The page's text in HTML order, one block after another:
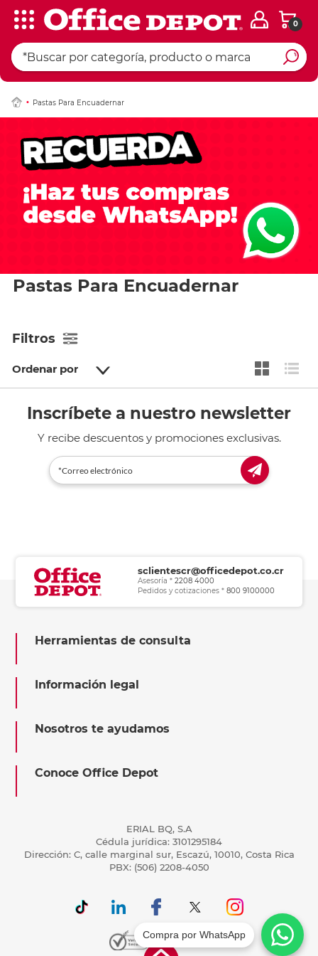
0
Pastas Para Encuadernar
Pastas Para Encuadernar
Filtros
Ordenar por
Inscríbete a nuestro newsletter
Y recibe descuentos y promociones exclusivas.
sclientescr@officedepot.co.cr
Asesoría *2208 4000
Pedidos y cotizaciones *800 9100000
Herramientas de consulta
Información legal
Nosotros te ayudamos
Conoce Office Depot
ERIAL BQ, S.A
Cédula jurídica: 3101295184
Dirección: C, calle marginal sur, Escazú, 10010, Costa Rica
PBX: (506) 2208-4050
Compra por WhatsApp